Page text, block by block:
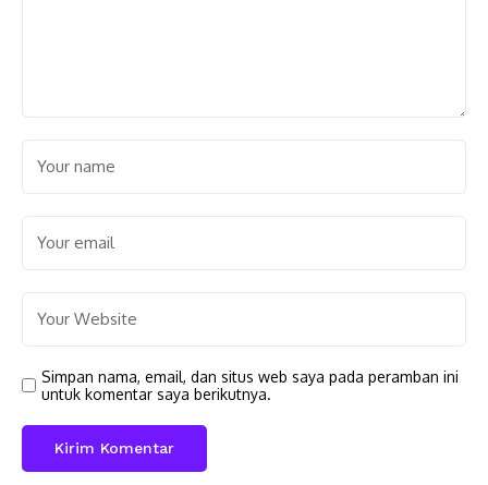
Simpan nama, email, dan situs web saya pada peramban ini
untuk komentar saya berikutnya.